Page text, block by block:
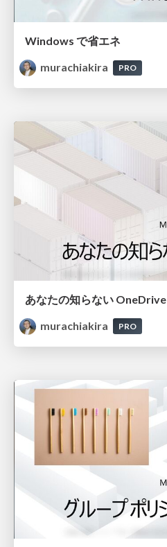
Windows で省エネ
murachiakira
PRO
あなたの知らない OneDrive
murachiakira
PRO